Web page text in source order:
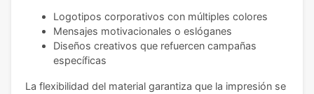
Logotipos corporativos con múltiples colores
Mensajes motivacionales o eslóganes
Diseños creativos que refuercen campañas
específicas
La flexibilidad del material garantiza que la impresión se